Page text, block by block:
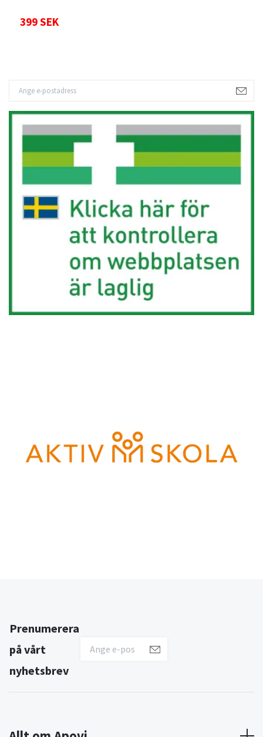
399 SEK
Prenumerera
på vårt
nyhetsbrev